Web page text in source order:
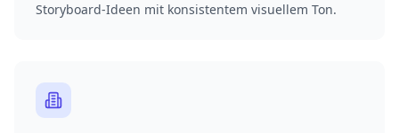
Storyboard-Ideen mit konsistentem visuellem Ton.